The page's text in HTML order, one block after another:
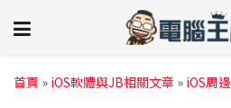
首頁 » iOS軟體與JB相關文章 » iOS周邊